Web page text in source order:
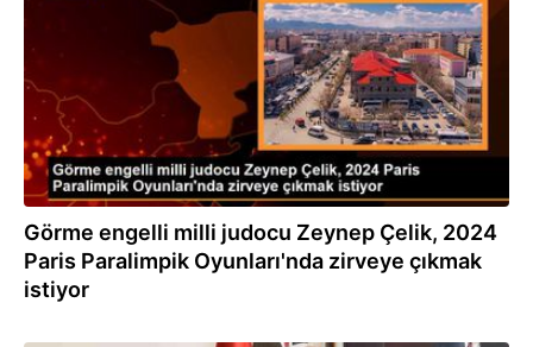
Görme engelli milli judocu Zeynep Çelik, 2024
Paris Paralimpik Oyunları'nda zirveye çıkmak
istiyor